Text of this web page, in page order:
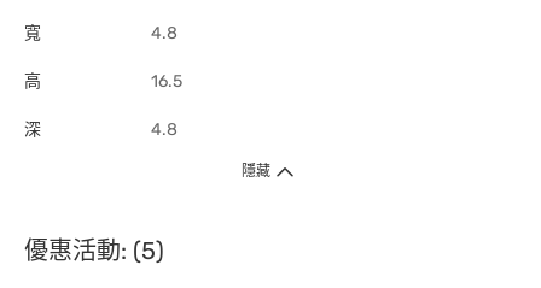
寬 4.8
高 16.5
深 4.8
隱藏
優惠活動: (5)